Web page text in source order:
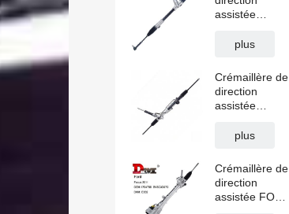
assistée
CHANGAN
J471-
3401010HL
plus
Crémaillère de
direction
assistée
Transit V362
plus
Crémaillère de
direction
assistée FORD